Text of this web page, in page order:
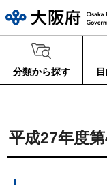
分類から探す
平成27年度